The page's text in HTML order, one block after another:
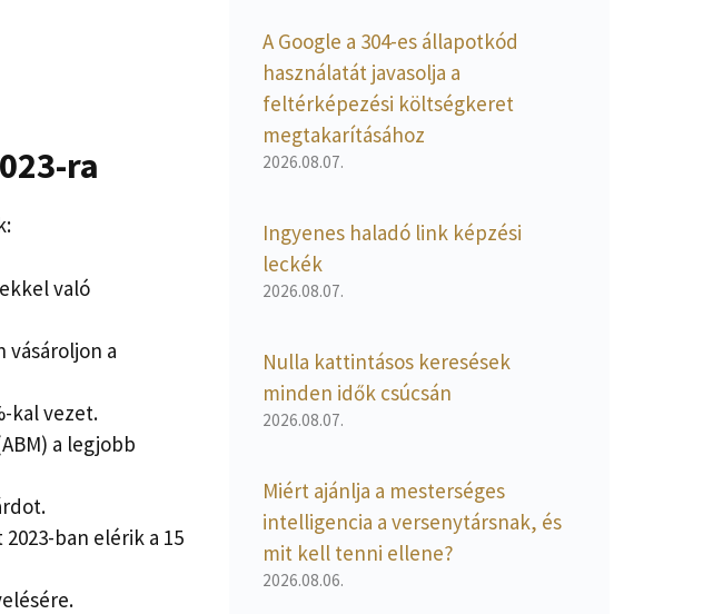
ra
való
vásároljon a
kal vezet.
a legjobb
ban elérik a 15
A Google a 304-es állapotkód
használatát javasolja a
feltérképezési költségkeret
megtakarításához
2026.08.07.
Ingyenes haladó link képzési
leckék
2026.08.07.
Nulla kattintásos keresések
minden idők csúcsán
2026.08.07.
Miért ajánlja a mesterséges
intelligencia a versenytársnak, és
mit kell tenni ellene?
2026.08.06.